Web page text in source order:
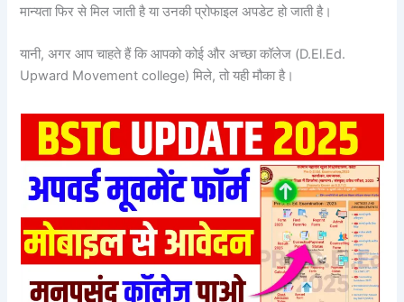
मान्यता फिर से मिल जाती है या उनकी प्रोफाइल अपडेट हो जाती है।
यानी, अगर आप चाहते हैं कि आपको कोई और अच्छा कॉलेज (D.El.Ed.
Upward Movement college) मिले, तो यही मौका है।